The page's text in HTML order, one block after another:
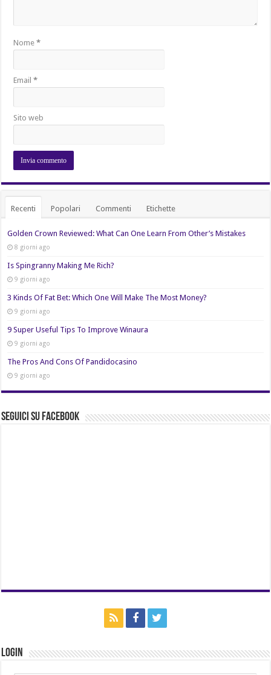
Nome*
Email*
Sito web
Recenti Popolari Commenti Etichette
Golden Crown Reviewed: What Can One Learn From Other’s Mistakes
8 giorni ago
Is Spingranny Making Me Rich?
9 giorni ago
3 Kinds Of Fat Bet: Which One Will Make The Most Money?
9 giorni ago
9 Super Useful Tips To Improve Winaura
9 giorni ago
The Pros And Cons Of Pandidocasino
9 giorni ago
Seguici su Facebook
Login